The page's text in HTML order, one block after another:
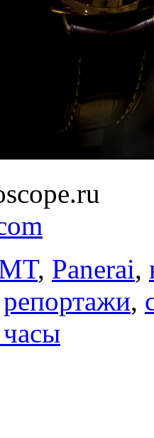
, Panerai,
репортажи,